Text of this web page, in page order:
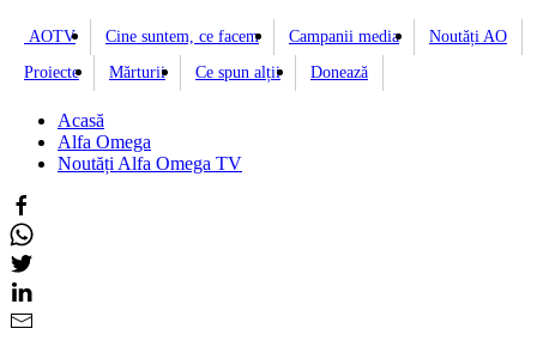
AOTV Cine suntem, ce facem Campanii media
Noutăți AO
Proiecte
Mărturii Ce spun alții Donează
Acasă
Alfa Omega
Noutăți Alfa Omega TV